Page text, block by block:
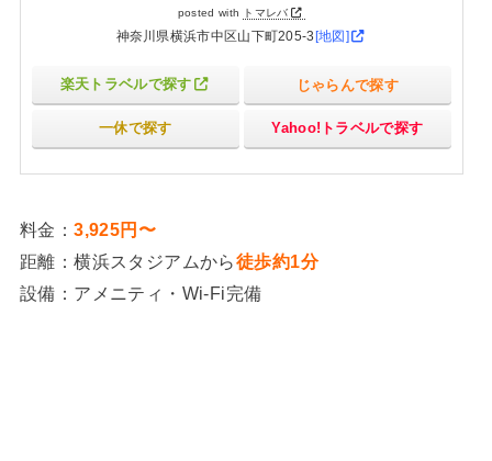
posted with トマレバ
神奈川県横浜市中区山下町205-3 [地図]
楽天トラベルで探す じゃらんで探す
一休で探す Yahoo!トラベルで探す
料金：3,925円〜
距離：横浜スタジアムから徒歩約1分
設備：アメニティ・Wi-Fi完備